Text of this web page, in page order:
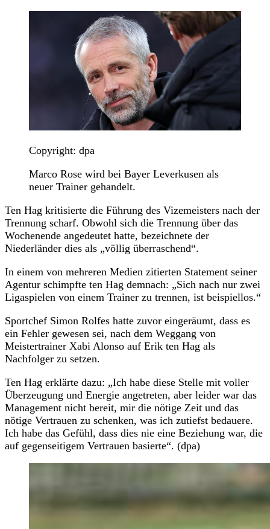
Copyright: dpa
Marco Rose wird bei Bayer Leverkusen als
neuer Trainer gehandelt.
Ten Hag kritisierte die Führung des Vizemeisters nach der
Trennung scharf. Obwohl sich die Trennung über das
Wochenende angedeutet hatte, bezeichnete der
Niederländer dies als „völlig überraschend“.
In einem von mehreren Medien zitierten Statement seiner
Agentur schimpfte ten Hag demnach: „Sich nach nur zwei
Ligaspielen von einem Trainer zu trennen, ist beispiellos.“
Sportchef Simon Rolfes hatte zuvor eingeräumt, dass es
ein Fehler gewesen sei, nach dem Weggang von
Meistertrainer Xabi Alonso auf Erik ten Hag als
Nachfolger zu setzen.
Ten Hag erklärte dazu: „Ich habe diese Stelle mit voller
Überzeugung und Energie angetreten, aber leider war das
Management nicht bereit, mir die nötige Zeit und das
nötige Vertrauen zu schenken, was ich zutiefst bedauere.
Ich habe das Gefühl, dass dies nie eine Beziehung war, die
auf gegenseitigem Vertrauen basierte“. (dpa)